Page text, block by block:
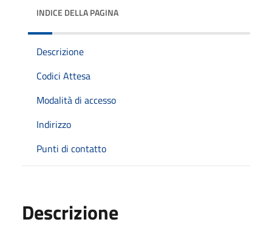
INDICE DELLA PAGINA
Descrizione
Codici Attesa
Modalità di accesso
Indirizzo
Punti di contatto
Descrizione